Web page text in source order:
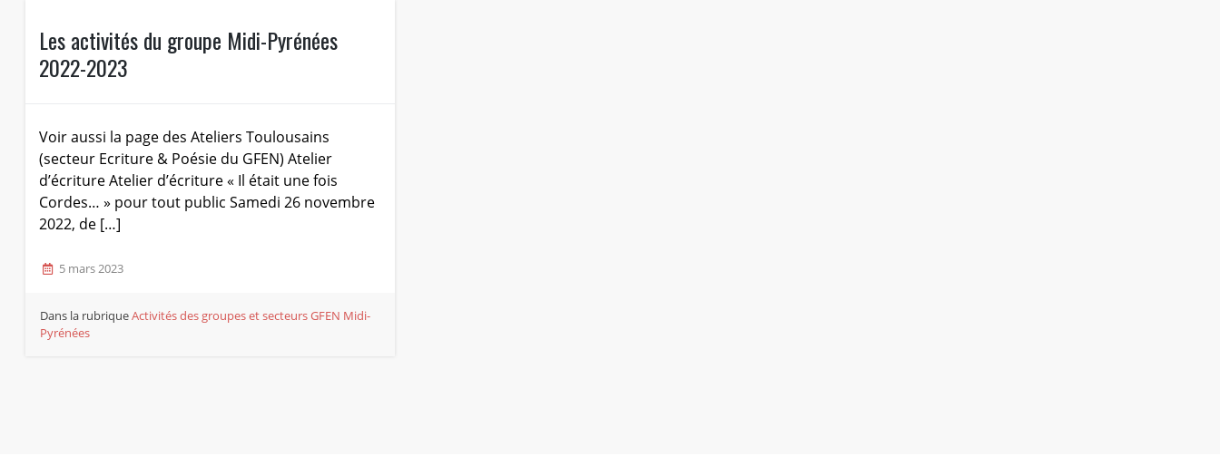
Les activités du groupe Midi-Pyrénées
2022-2023
Voir aussi la page des Ateliers Toulousains
(secteur Ecriture & Poésie du GFEN) Atelier
d’écriture Atelier d’écriture « Il était une fois
Cordes… » pour tout public Samedi 26 novembre
2022, de […]
5 mars 2023
Dans la rubriqueActivités des groupes et secteursGFEN Midi-
Pyrénées